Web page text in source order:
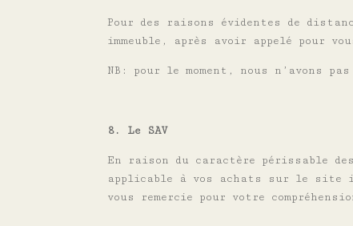
Pour des raisons évidentes de
immeuble, après avoir appelé pour
NB: pour le moment, nous n’avons
8. Le SAV
En raison du caractère périssable
applicable à vos achats sur le site
vous remercie pour votre